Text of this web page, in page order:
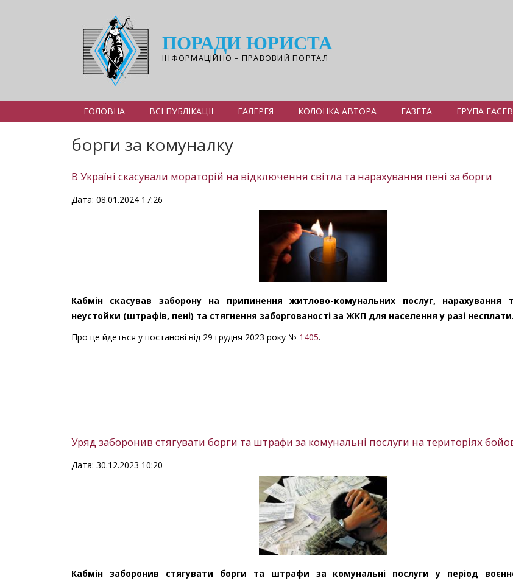
ПОРАДИ ЮРИСТА
ІНФОРМАЦІЙНО – ПРАВОВИЙ ПОРТАЛ
ГОЛОВНА ВСІ ПУБЛІКАЦІЇ ГАЛЕРЕЯ КОЛОНКА АВТОРА ГАЗЕТА ГРУПА
борги за комуналку
В Україні скасували мораторій на відключення світла та нарахування пені за борги
Дата: 08.01.2024 17:26
Кабмін скасував заборону на припинення житлово-комунальних послуг, нарахування
неустойки (штрафів, пені) та стягнення заборгованості за ЖКП для населення у разі несплати.
Про це йдеться у постанові від 29 грудня 2023 року № 1405.
Уряд заборонив стягувати борги та штрафи за комунальні послуги на територіях
Дата: 30.12.2023 10:20
Кабмін заборонив стягувати борги та штрафи за комунальні послуги у період